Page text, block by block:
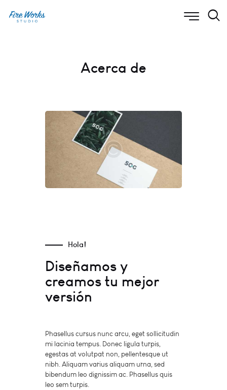
Acerca de
Hola!
Diseñamos y
creamos tu mejor
versión
Phasellus cursus nunc arcu, eget sollicitudin
mi lacinia tempus. Donec ligula turpis,
egestas at volutpat non, pellentesque ut
nibh. Aliquam varius aliquam urna, sed
bibendum leo dignissim ac. Phasellus quis
leo sem turpis.